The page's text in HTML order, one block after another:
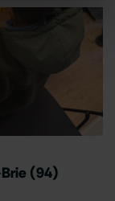
(94)